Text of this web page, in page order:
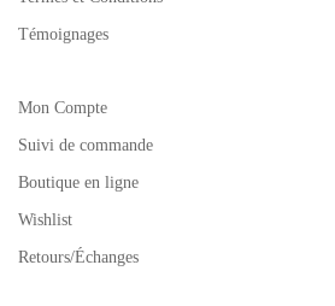
Témoignages
Mon Compte
Suivi de commande
Boutique en ligne
Wishlist
Retours/Échanges